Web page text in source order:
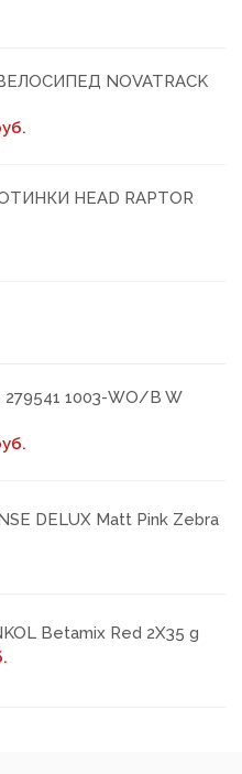
NOVATRACK
HEAD RAPTOR
279541 1003-WO/B W
DELUX Matt Pink Zebra
Betamix Red 2Х35 g